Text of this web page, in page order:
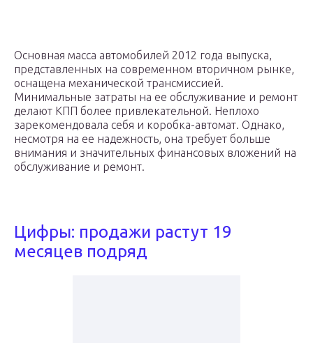
Основная масса автомобилей 2012 года выпуска,
представленных на современном вторичном рынке,
оснащена механической трансмиссией.
Минимальные затраты на ее обслуживание и ремонт
делают КПП более привлекательной. Неплохо
зарекомендовала себя и коробка-автомат. Однако,
несмотря на ее надежность, она требует больше
внимания и значительных финансовых вложений на
обслуживание и ремонт.
Цифры: продажи растут 19
месяцев подряд